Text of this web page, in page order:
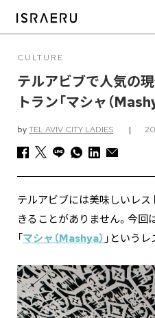
CULTURE
テルアビブで人気の
トラン「マシャ（
byTEL AVIV CITY LADIES |
テルアビブには美味しいレス
きることがありません。今回
「 マシャ（Mashya）」というレ